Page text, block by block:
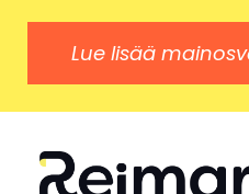
Lue lisää